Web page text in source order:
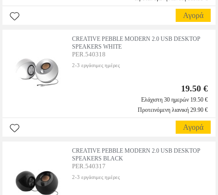
Αγορά
CREATIVE PEBBLE MODERN 2.0 USB DESKTOP
SPEAKERS WHITE
PER.540318
2-3 εργάσιμες ημέρες
19.50 €
Ελάχιστη 30 ημερών 19.50 €
Προτεινόμενη λιανική 29.90 €
Αγορά
CREATIVE PEBBLE MODERN 2.0 USB DESKTOP
SPEAKERS BLACK
PER.540317
2-3 εργάσιμες ημέρες